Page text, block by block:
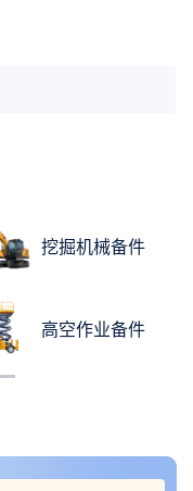
挖掘机械备件
高空作业备件